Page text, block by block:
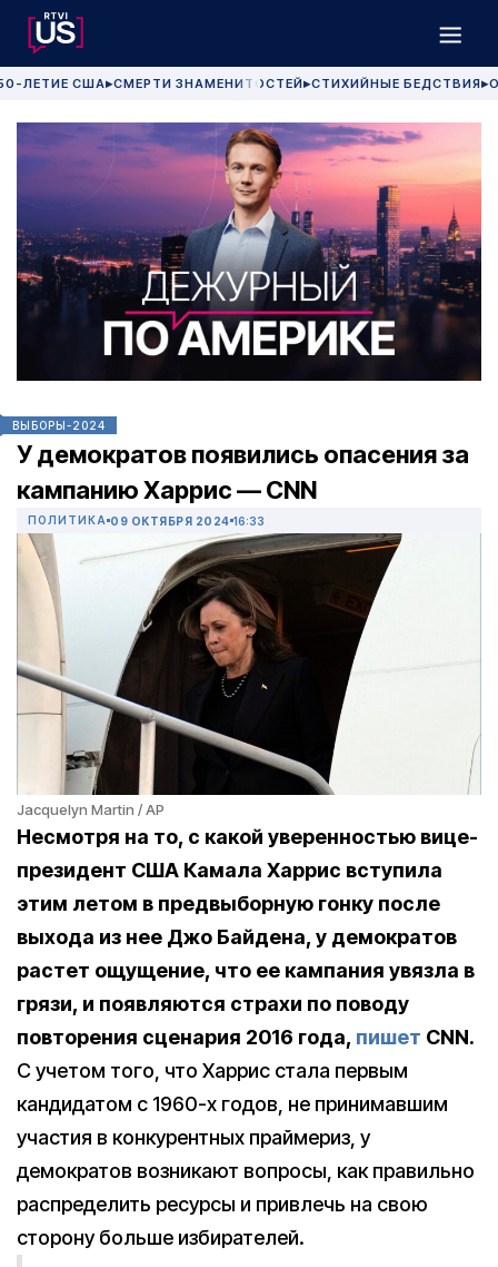
ЛЕТИЕ США▶СМЕРТИ ЗНАМЕНИТОСТЕЙ▶СТИХИЙНЫЕ БЕДСТВИЯ▶
ВЫБОРЫ-2024
У демократов появились опасения за
кампанию Харрис — CNN
ПОЛИТИКА 09 ОКТЯБРЯ 2024 16:33
Jacquelyn Martin / AP
Несмотря на то, с какой уверенностью вице-
президент США Камала Харрис вступила
этим летом в предвыборную гонку после
выхода из нее Джо Байдена, у демократов
растет ощущение, что ее кампания увязла в
грязи, и появляются страхи по поводу
повторения сценария 2016 года, пишет CNN.
С учетом того, что Харрис стала первым
кандидатом с 1960-х годов, не принимавшим
участия в конкурентных праймериз, у
демократов возникают вопросы, как правильно
распределить ресурсы и привлечь на свою
сторону больше избирателей.